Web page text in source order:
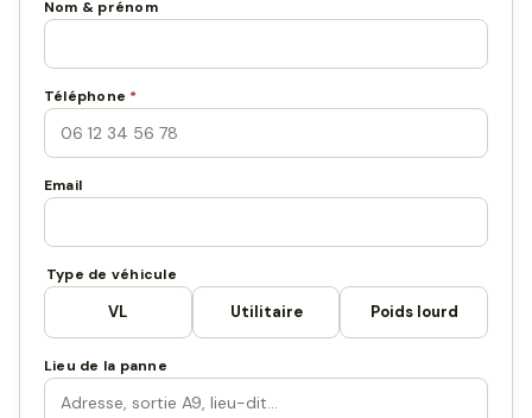
Nom & prénom
Téléphone *
Email
Type de véhicule
VL Utilitaire Poids lourd
Lieu de la panne